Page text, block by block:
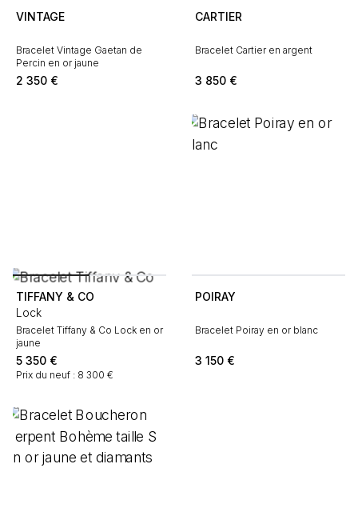
VINTAGE
Bracelet Vintage Gaetan de
Percin en or jaune
2 350 €
CARTIER
Bracelet Cartier en argent
3 850 €
TIFFANY & CO
Lock
Bracelet Tiffany & Co Lock en or
jaune
5 350 €
Prix du neuf : 8 300 €
POIRAY
Bracelet Poiray en or blanc
3 150 €